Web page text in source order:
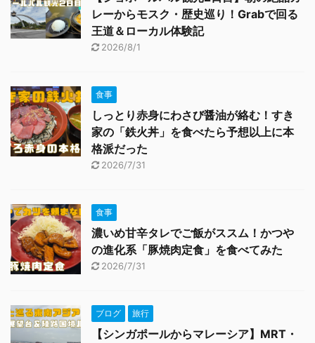
レーからモスク・歴史巡り！Grabで回る
王道＆ローカル体験記
2026/8/1
食事
しっとり赤身にわさび醤油が絡む！すき
家の「鉄火丼」を食べたら予想以上に本
格派だった
2026/7/31
食事
濃いめ甘辛タレでご飯がススム！かつや
の進化系「豚焼肉定食」を食べてみた
2026/7/31
ブログ 旅行
【シンガポールからマレーシア】MRT・